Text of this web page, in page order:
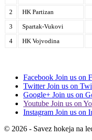
2
HK Partizan
3
Spartak-Vukovi
4
HK Vojvodina
Facebook Join us on
Twitter Join us on
Google+ Join us on
Youtube Join us on
Instagram Join us on
© 2026 - Savez hokeja na